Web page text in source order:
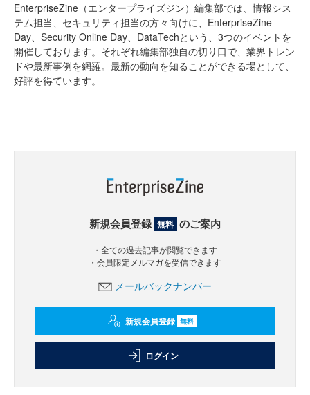
EnterpriseZine（エンタープライズジン）編集部では、情報シス
テム担当、セキュリティ担当の方々向けに、EnterpriseZine
Day、Security Online Day、DataTechという、3つのイベントを
開催しております。それぞれ編集部独自の切り口で、業界トレン
ドや最新事例を網羅。最新の動向を知ることができる場として、
好評を得ています。
新規会員登録 無料 のご案内
・全ての過去記事が閲覧できます
・会員限定メルマガを受信できます
メールバックナンバー
新規会員登録 無料
ログイン